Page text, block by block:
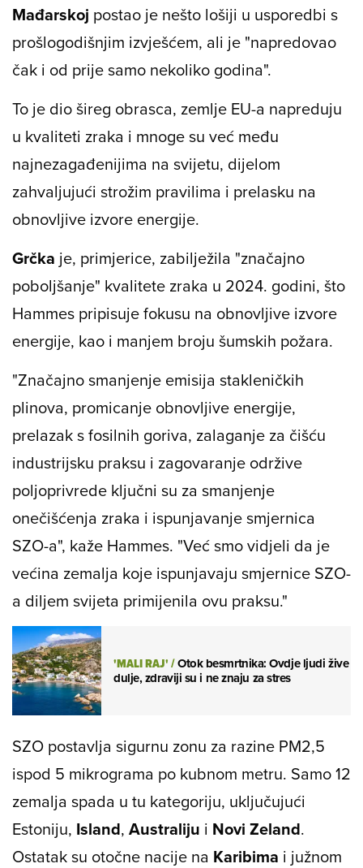
Mađarskoj postao je nešto lošiji u usporedbi s
prošlogodišnjim izvješćem, ali je "napredovao
čak i od prije samo nekoliko godina".
To je dio šireg obrasca, zemlje EU-a napreduju
u kvaliteti zraka i mnoge su već među
najnezagađenijima na svijetu, dijelom
zahvaljujući strožim pravilima i prelasku na
obnovljive izvore energije.
Grčka je, primjerice, zabilježila "značajno
poboljšanje" kvalitete zraka u 2024. godini, što
Hammes pripisuje fokusu na obnovljive izvore
energije, kao i manjem broju šumskih požara.
"Značajno smanjenje emisija stakleničkih
plinova, promicanje obnovljive energije,
prelazak s fosilnih goriva, zalaganje za čišću
industrijsku praksu i zagovaranje održive
poljoprivrede ključni su za smanjenje
onečišćenja zraka i ispunjavanje smjernica
SZO-a", kaže Hammes. "Već smo vidjeli da je
većina zemalja koje ispunjavaju smjernice SZO-
a diljem svijeta primijenila ovu praksu."
'MALI RAJ'/Otok besmrtnika: Ovdje ljudi žive
dulje, zdraviji su i ne znaju za stres
SZO postavlja sigurnu zonu za razine PM2,5
ispod 5 mikrograma po kubnom metru. Samo 12
zemalja spada u tu kategoriju, uključujući
Estoniju, Island, Australiju i Novi Zeland.
Ostatak su otočne nacije na Karibima i južnom